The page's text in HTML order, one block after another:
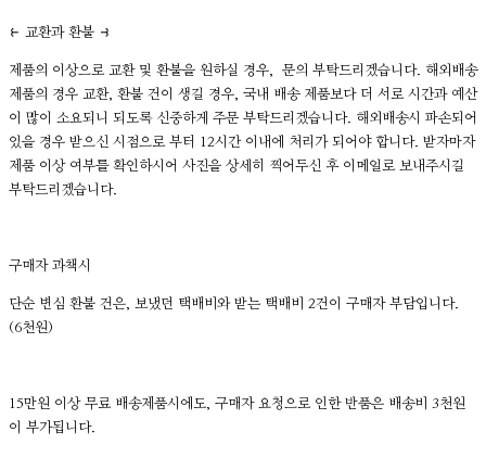
⥼ 교환과 환불 ⥽
제품의 이상으로 교환 및 환불을 원하실 경우, 문의 부탁드리겠습니다. 해외배송
제품의 경우 교환, 환불 건이 생길 경우, 국내 배송 제품보다 더 서로 시간과 예산
이 많이 소요되니 되도록 신중하게 주문 부탁드리겠습니다. 해외배송시 파손되어
있을 경우 받으신 시점으로 부터 12시간 이내에 처리가 되어야 합니다. 받자마자
제품 이상 여부를 확인하시어 사진을 상세히 찍어두신 후 이메일로 보내주시길
부탁드리겠습니다.
구매자 과책시
단순 변심 환불 건은, 보냈던 택배비와 받는 택배비 2건이 구매자 부담입니다.
(6천원)
15만원 이상 무료 배송제품시에도, 구매자 요청으로 인한 반품은 배송비 3천원
이 부가됩니다.